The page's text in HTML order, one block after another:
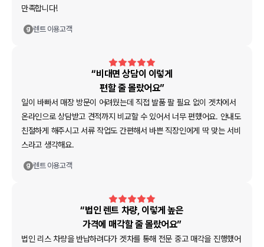
만족합니다!
렌트 이용고객
“비대면 상담이 이렇게
편할 줄 몰랐어요”
일이 바빠서 매장 방문이 어려웠는데 직접 발품 팔 필요 없이 겟차에서
온라인으로 상담받고 견적까지 비교할 수 있어서 너무 편했어요. 안내도
친절하게 해주시고 서류 작업도 간편해서 바쁜 직장인에게 딱 맞는 서비
스라고 생각해요.
렌트 이용고객
“법인 렌트 차량, 이렇게 높은
가격에 매각할 줄 몰랐어요”
법인 리스 차량을 반납하려다가 겟차를 통해 전문 중고 매각을 진행했어